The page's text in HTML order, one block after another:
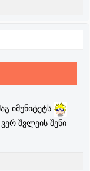
იმუნიტეტს
შვლეის შენი